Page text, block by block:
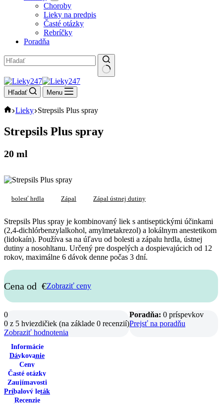
Choroby
Lieky na predpis
Časté otázky
Rebríčky
Poradňa
No
results
Hľadať Menu
Domov
Lieky Strepsils Plus spray
Strepsils Plus spray
20 ml
bolesť hrdla Zápal Zápal ústnej dutiny
Strepsils Plus spray je kombinovaný liek s antiseptickými účinkami
(2,4-dichlórbenzylalkohol, amylmetakrezol) a lokálnym anestetikom
(lidokaín). Používa sa na úľavu od bolesti a zápalu hrdla, ústnej
dutiny a nosohltanu. Určený pre dospelých a dospievajúcich od 12
rokov, maximálne 6 dávok denne počas 3 dní.
Cena od €Zobraziť ceny
0
0 z 5 hviezdičiek (na základe 0 recenzií)
Zobraziť hodnotenia
Poradňa: 0 príspevkov
Prejsť na poradňu
Informácie
Dávkovanie
Ceny
Časté otázky
Zaujímavosti
Príbalový leták
Recenzie